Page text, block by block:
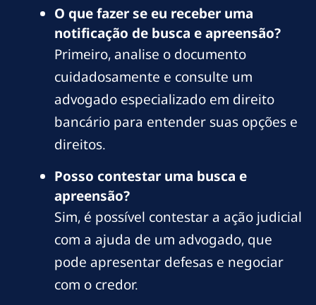
O que fazer se eu receber uma
notificação de busca e apreensão?
Primeiro, analise o documento
cuidadosamente e consulte um
advogado especializado em direito
bancário para entender suas opções e
direitos.
Posso contestar uma busca e
apreensão?
Sim, é possível contestar a ação judicial
com a ajuda de um advogado, que
pode apresentar defesas e negociar
com o credor.